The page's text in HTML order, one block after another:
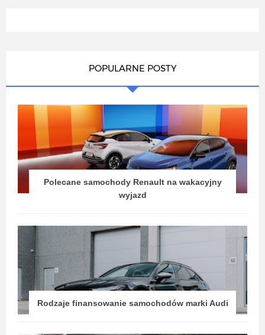
POPULARNE POSTY
Polecane samochody Renault na wakacyjny
wyjazd
Rodzaje finansowanie samochodów marki Audi